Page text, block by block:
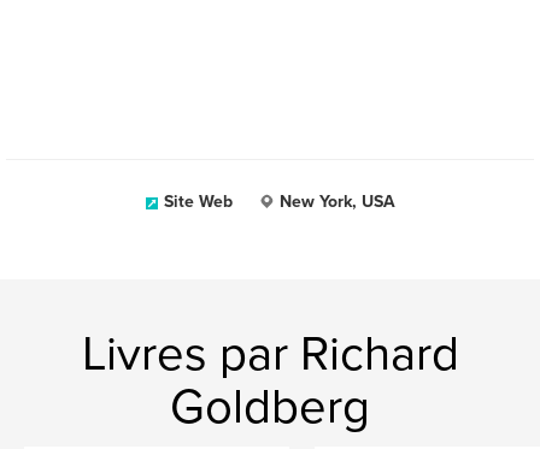
Site Web New York, USA
Livres par Richard
Goldberg